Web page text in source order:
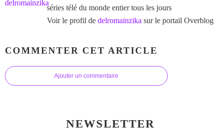
séries télé du monde entier tous les jours
Voir le profil de delromainzika sur le portail Overblog
COMMENTER CET ARTICLE
Ajouter un commentaire
NEWSLETTER